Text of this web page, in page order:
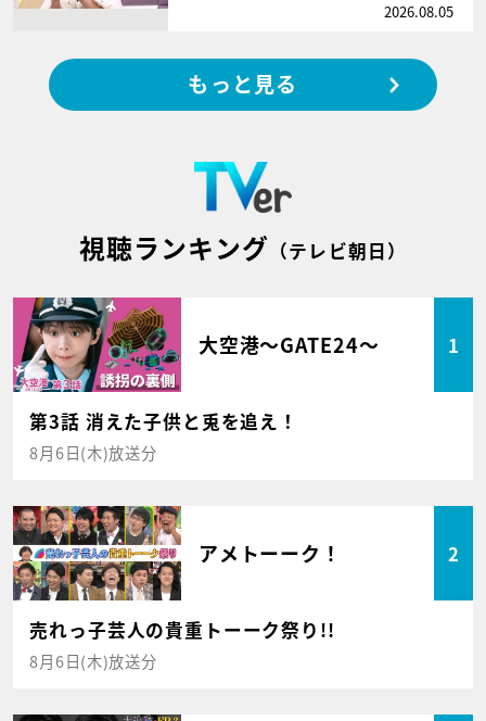
2026.08.05
もっと見る
視聴ランキング （テレビ朝日）
大空港～GATE24～ 1
第3話 消えた子供と兎を追え！
8月6日(木)放送分
アメトーーク！ 2
売れっ子芸人の貴重トーーク祭り!!
8月6日(木)放送分